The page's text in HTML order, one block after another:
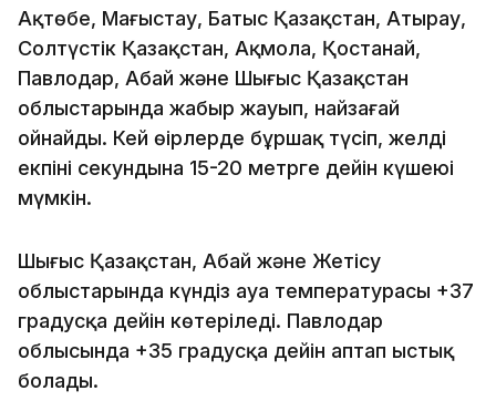
Ақтөбе, Маңғыстау, Батыс Қазақстан, Атырау,
Солтүстік Қазақстан, Ақмола, Қостанай,
Павлодар, Абай және Шығыс Қазақстан
облыстарында жаңбыр жауып, найзағай
ойнайды. Кей өңірлерде бұршақ түсіп, желдің
екпіні секундына 15-20 метрге дейін күшеюі
мүмкін.
Шығыс Қазақстан, Абай және Жетісу
облыстарында күндіз ауа температурасы +37
градусқа дейін көтеріледі. Павлодар
облысында +35 градусқа дейін аптап ыстық
болады.